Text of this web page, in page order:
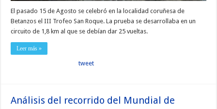
El pasado 15 de Agosto se celebró en la localidad coruñesa de
Betanzos el III Trofeo San Roque. La prueba se desarrollaba en un
circuito de 1,8 km al que se debían dar 25 vueltas.
Leer más »
tweet
Análisis del recorrido del Mundial de